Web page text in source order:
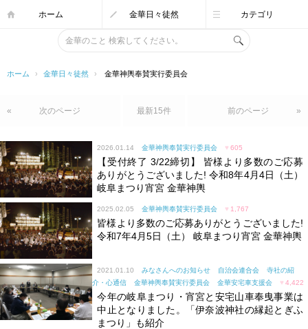
ホーム 金華日々徒然 カテゴリ
ホーム › 金華日々徒然 › 金華神輿奉賛実行委員会
次のページ
« 最新15件 前のページ »
2026.01.14 金華神輿奉賛実行委員会 ♥ 605
【受付終了 3/22締切】 皆様より多数のご応募
ありがとうございました! 令和8年4月4日（土）
岐阜まつり宵宮 金華神輿
2025.02.05 金華神輿奉賛実行委員会 ♥ 1,767
皆様より多数のご応募ありがとうございました!
令和7年4月5日（土） 岐阜まつり宵宮 金華神輿
2021.01.10 みなさんへのお知らせ 自治会連合会
寺社の紹
介・心通信
金華神輿奉賛実行委員会 金華安宅車支援会 ♥ 4,422
今年の岐阜まつり・宵宮と安宅山車奉曳事業は
中止となりました。「伊奈波神社の縁起とぎふ
まつり」も紹介